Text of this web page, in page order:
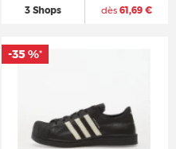
3 Shops dès61,69 €
-35 %*